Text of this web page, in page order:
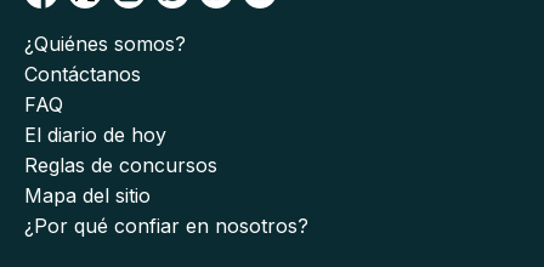
¿Quiénes somos?
Contáctanos
FAQ
El diario de hoy
Reglas de concursos
Mapa del sitio
¿Por qué confiar en nosotros?